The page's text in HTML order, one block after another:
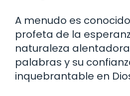
A menudo es
profeta de la
naturaleza
palabras y su
inquebrantable en